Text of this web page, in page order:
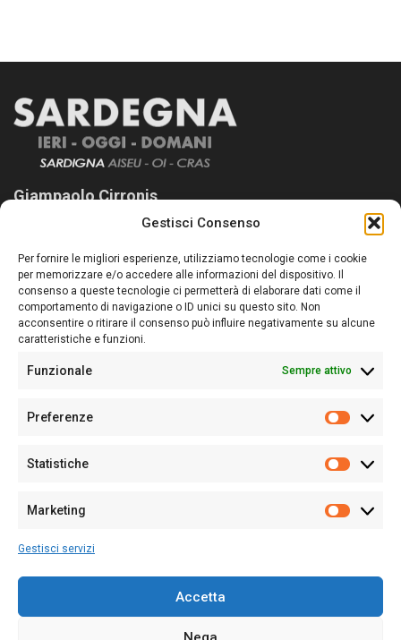
Gestisci Consenso
Per fornire le migliori esperienze, utilizziamo tecnologie come i cookie
per memorizzare e/o accedere alle informazioni del dispositivo. Il
consenso a queste tecnologie ci permetterà di elaborare dati come il
comportamento di navigazione o ID unici su questo sito. Non
acconsentire o ritirare il consenso può influire negativamente su alcune
caratteristiche e funzioni.
Funzionale Sempre attivo
Preferenze
Statistiche
Marketing
Gestisci servizi
Accetta
Giampaolo Cirronis
Sardegna Ieri-Oggi-Domani nasce per informare “liberamente” i
lettori su quanto accade in Sardegna, con un occhio rivolto al
nostro passato e, soprattutto, al nostro futuro
Follow Us
Sede:Via Cristoforo Colombo 09013 Carbonia
Partita IVA02270380922
128/2020 del 10/02/2020
Per la Pubblicità: